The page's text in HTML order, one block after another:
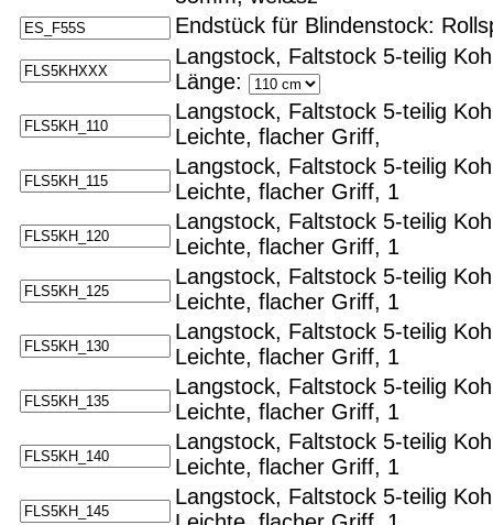
Endstück für Blindenstock:
Langstock, Faltstock 5-teilig
Länge:
Langstock, Faltstock 5-teilig
Leichte, flacher Griff,
Langstock, Faltstock 5-teilig
Leichte, flacher Griff, 1
Langstock, Faltstock 5-teilig
Leichte, flacher Griff, 1
Langstock, Faltstock 5-teilig
Leichte, flacher Griff, 1
Langstock, Faltstock 5-teilig
Leichte, flacher Griff, 1
Langstock, Faltstock 5-teilig
Leichte, flacher Griff, 1
Langstock, Faltstock 5-teilig
Leichte, flacher Griff, 1
Langstock, Faltstock 5-teilig